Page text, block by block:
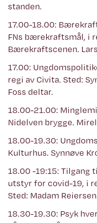
standen.
17.00-18.00:
FNs bærekraftsmål, i
Bærekraftscenen.
17.00:
regi av Civita. Sted:
Foss deltar.
18.00-21.00:
Nidelven brygge.
18.00-19.30:
Kulturhus. Synnøve
18.00 -19:15: Tilgang
utstyr for covid-19, i
Sted: Madam
18.30-19.30: Psyk